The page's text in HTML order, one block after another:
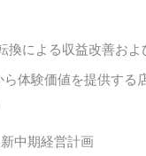
換による収益改善お
体験価値を提供する
中期経営計画